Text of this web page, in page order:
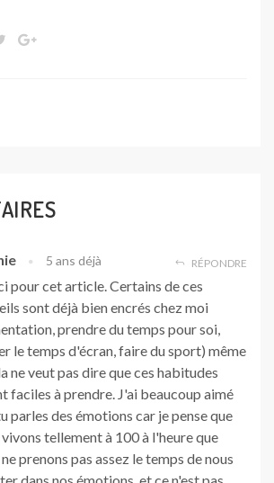
5 ans déjà RÉPONDRE
pour cet article. Certains de ces
sont déjà bien encrés chez moi
prendre du temps pour soi,
le temps d'écran, faire du sport) même
ne veut pas dire que ces habitudes
faciles à prendre. J'ai beaucoup aimé
parles des émotions car je pense que
tellement à 100 à l'heure que
prenons pas assez le temps de nous
dans nos émotions, et ce n'est pas